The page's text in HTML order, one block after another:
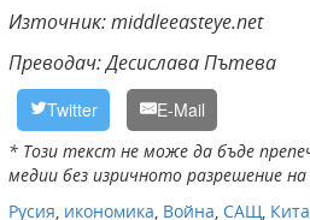
Източник: middleeasteye.net
Преводач: Десислава Пътева
Twitter E-Mail
* Този текст не може да бъде
медии без изричното разрешение
Русия, икономика, Война, САЩ,